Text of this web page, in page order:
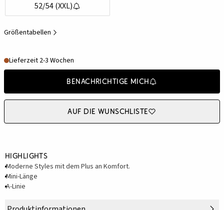
52/54 (XXL)
Größentabellen
Lieferzeit 2-3 Wochen
Benachrichtige mich
Auf die Wunschliste
Highlights
Moderne Styles mit dem Plus an Komfort.
Mini-Länge
A-Linie